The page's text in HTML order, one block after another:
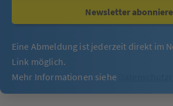
Newsletter
Eine Abmeldung ist jederzeit direkt im
Link möglich.
Mehr Informationen siehe